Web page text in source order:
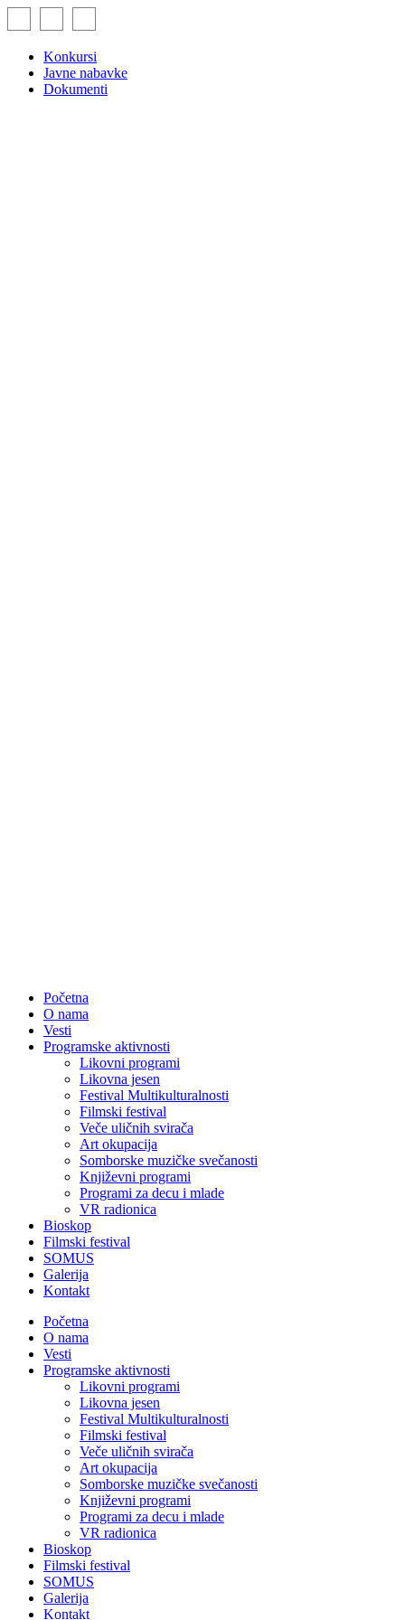
to
Konkursi
Javne nabavke
Dokumenti
Početna
O nama
Vesti
Programske aktivnosti
Likovni programi
Likovna jesen
Festival Multikulturalnosti
Filmski festival
Veče uličnih svirača
Art okupacija
Somborske muzičke svečanosti
Književni programi
Programi za decu i mlade
VR radionica
Bioskop
Filmski festival
SOMUS
Galerija
Kontakt
Početna
O nama
Vesti
Programske aktivnosti
Likovni programi
Likovna jesen
Festival Multikulturalnosti
Filmski festival
Veče uličnih svirača
Art okupacija
Somborske muzičke svečanosti
Književni programi
Programi za decu i mlade
VR radionica
Bioskop
Filmski festival
SOMUS
Galerija
Kontakt